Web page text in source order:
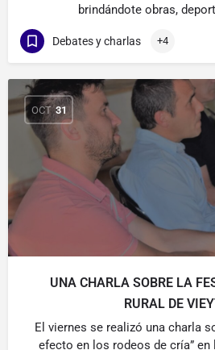
brindándote obras,
Debates y charlas +4
OCT 31
UNA CHARLA SOBRE LA
RURAL DE
El viernes se realizó una charla
efecto en los rodeos de cría” en